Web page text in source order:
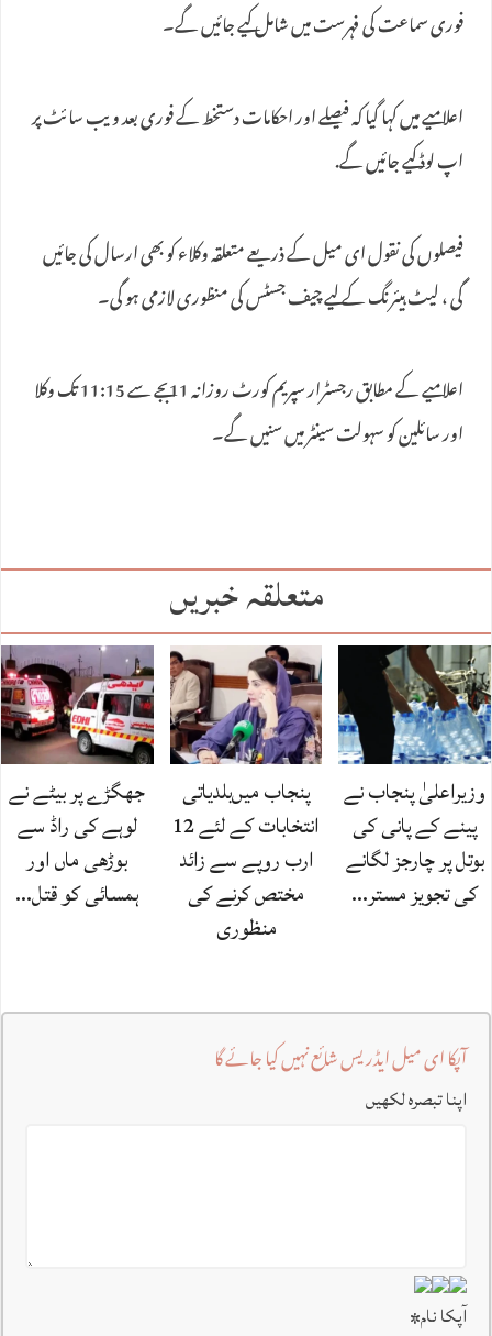
فوری سماعت کی فہرست میں شامل کیے جائیں گے۔
اعلامیے میں کہا گیا کہ فیصلے اور احکامات دستخط کے فوری بعد ویب سائٹ پر
اپ لوڈ کیے جائیں گے.
فیصلوں کی نقول ای میل کے ذریعے متعلقہ وکلاء کو بھی ارسال کی جائیں
گی ، لیٹ ہیئرنگ کے لیے چیف جسٹس کی منظوری لازمی ہو گی۔
اعلامیے کے مطابق رجسٹرار سپریم کورٹ روزانہ 11بجے سے 11:15 تک وکلا
اور سائلین کو سہولت سینٹر میں سنیں گے۔
متعلقہ خبریں
وزیراعلیٰ پنجاب نے
پینے کے پانی کی
بوتل پر چارجز لگانے
کی تجویز مستر…
پنجاب میں‌بلدیاتی
انتخابات کے لئے 12
ارب روپے سے زائد
مختص کرنے کی
منظوری
جھگڑے پر بیٹے نے
لوہے کی راڈ سے
بوڑھی ماں اور
ہمسائی کو قتل…
آپکا ای میل ایڈریس شائع نہیں کیا جائے گا
اپنا تبصرہ لکھیں
آپکا نام*